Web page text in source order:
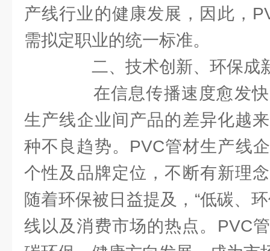
产线行业的健康发展，因此，
需拟定职业的统一标准。
二、技术创新、环保成
在信息传播速度愈发快
生产线企业间产品的差异化越
种不良趋势。PVC管材生产线
个性及品牌定位，不断有新理
随着环保被日益提及，“低碳、
线以及消费市场的热点。PVC